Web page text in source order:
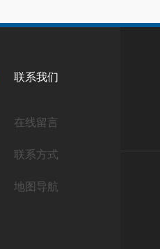
联系我们
在线留言
联系方式
地图导航